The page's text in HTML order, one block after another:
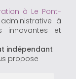
à Le Pont-
à
innovantes et
indépendant
propose